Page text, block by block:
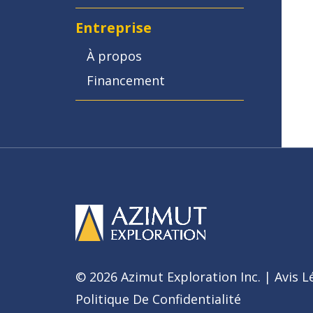
Entreprise
À propos
Financement
© 2026 Azimut Exploration Inc. | Avis
Politique De Confidentialité